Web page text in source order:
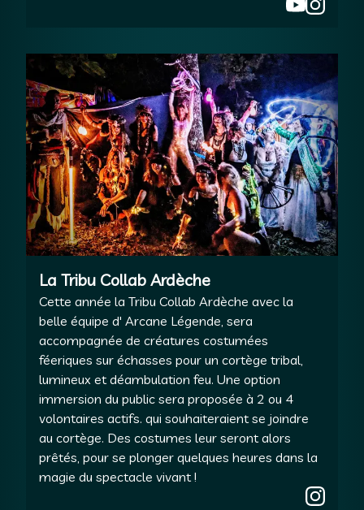
La Tribu Collab Ardèche
Cette année la Tribu Collab Ardèche avec la
belle équipe d' Arcane Légende, sera
accompagnée de créatures costumées
féeriques sur échasses pour un cortège tribal,
lumineux et déambulation feu. Une option
immersion du public sera proposée à 2 ou 4
volontaires actifs. qui souhaiteraient se joindre
au cortège. Des costumes leur seront alors
prêtés, pour se plonger quelques heures dans la
magie du spectacle vivant !